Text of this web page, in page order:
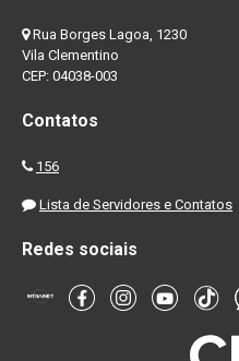
Rua Borges Lagoa, 1230
Vila Clementino
CEP: 04038-003
Contatos
156
Lista de Servidores e Contatos
Redes sociais